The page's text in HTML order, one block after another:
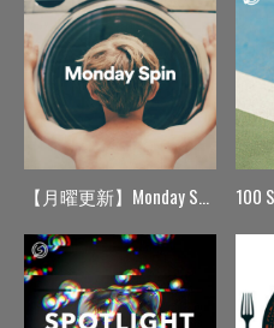
【月曜更新】Monday Spin 100